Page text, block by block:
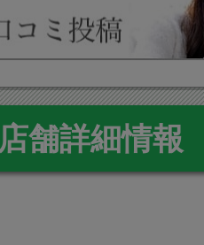
店舗詳細情報